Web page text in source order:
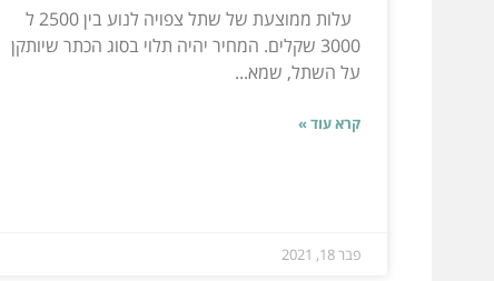
עלות ממוצעת של שתל צפויה לנוע בין 2500 ל
3000 שקלים. המחיר יהיה תלוי בסוג הכתר שיותקן
על השתל, שמא...
קרא עוד »
פבר 18, 2021